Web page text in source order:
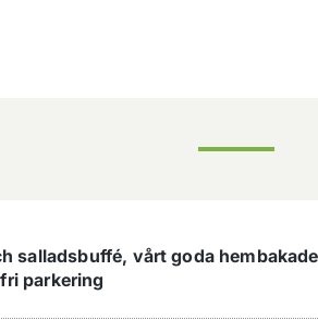
salladsbuffé, vårt goda
parkering